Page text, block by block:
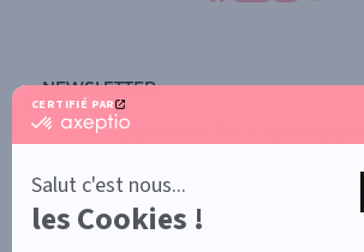
CERTIFIÉ PAR
certifié
En
savoir
plus
Salut c'est nous...
les Cookies !
NEWSLETTER
SOUSCRIRE À LA